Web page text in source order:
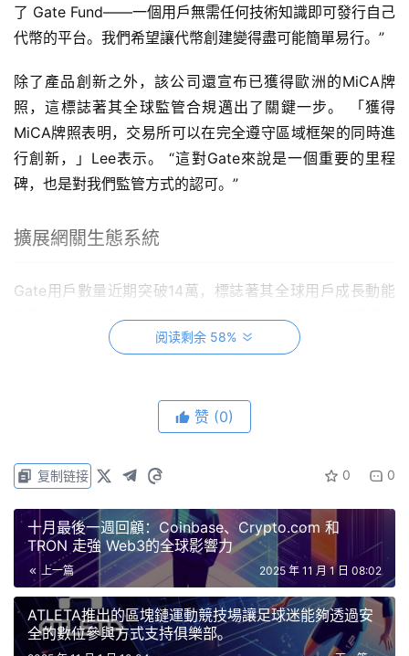
了 Gate Fund——一個用戶無需任何技術知識即可發行自己
代幣的平台。我們希望讓代幣創建變得盡可能簡單易行。”
除了產品創新之外，該公司還宣布已獲得歐洲的MiCA牌
照，這標誌著其全球監管合規邁出了關鍵一步。 「獲得
MiCA牌照表明，交易所可以在完全遵守區域框架的同時進
行創新，」Lee表示。 “這對Gate來說是一個重要的里程
碑，也是對我們監管方式的認可。”
擴展網關生態系統
Gate用戶數量近期突破14萬，標誌著其全球用戶成長動能
強勁。 Kevin認為，這項成功不僅得益於有利的市場環境，
也歸功於Gate致力於將自身生態系統整合為統一使用者體
他解釋說：“我們過去擁有許多各自獨立運作的優秀產品。
現在，我們將它們——我們的交易所、穩定幣 GUSD、
Layer 2 網路和去中心化 Perps——連接起來，形成一個綜
合性的環境。”
凱文表示，這種方式確保用戶能夠在一個統一的生態系統中
獲得全套產品。 「我們希望Gate成為加密貨幣的一站式平
台——無論用戶是在交易、賺錢還是進行專案開發，」他
說。 “這不僅是為了吸引新用戶，也是為了讓長期支持者有
更多理由繼續使用。”
阅读剩余 58%
赞 (0)
0 0
复制链接
十月最後一週回顧：Coinbase、Crypto.com 和
TRON 走強 Web3的全球影響力
上一篇 2025 年 11 月 1 日 08:02
ATLETA推出的區塊鏈運動競技場讓足球迷能夠透過安
全的數位參與方式支持俱樂部。